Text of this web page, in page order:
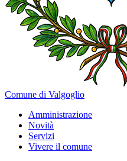
Comune di Valgoglio
Amministrazione
Novità
Servizi
Vivere il comune